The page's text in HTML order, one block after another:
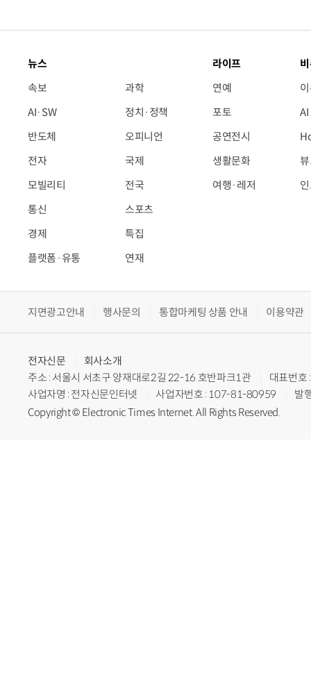
뉴스
속보
AI·SW
반도체
전자
모빌리티
통신
경제
플랫폼·유통
과학
정치·정책
오피니언
국제
전국
스포츠
특집
연재
라이프
연예
포토
공연전시
생활문화
여행·레저
지면광고안내 행사문의 통합마케팅 상품 안내 이용약관
전자신문
회사소개
주소 : 서울시 서초구 양재대로2길 22-16 호반파크1관
대표번
사업자명 : 전자신문인터넷
사업자번호 : 107-81-80959
발
Copyright © Electronic Times Internet. All Rights Reserved.